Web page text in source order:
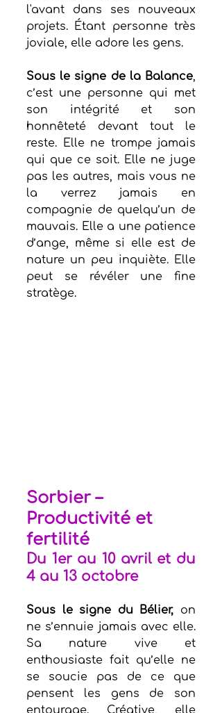
l'avant dans ses nouveaux
projets. Étant personne très
joviale, elle adore les gens.
Sous le signe de la Balance,
c’est une personne qui met
son intégrité et son
honnêteté devant tout le
reste. Elle ne trompe jamais
qui que ce soit. Elle ne juge
pas les autres, mais vous ne
la verrez jamais en
compagnie de quelqu’un de
mauvais. Elle a une patience
d’ange, même si elle est de
nature un peu inquiète. Elle
peut se révéler une fine
stratège.
Sorbier –
Productivité et
fertilité
Du 1er au 10 avril et du
4 au 13 octobre
Sous le signe du Bélier, on
ne s’ennuie jamais avec elle.
Sa nature vive et
enthousiaste fait qu’elle ne
se soucie pas de ce que
pensent les gens de son